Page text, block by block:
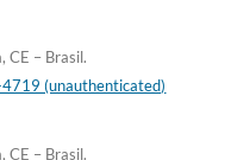
CE – Brasil.
(unauthenticated)
CE – Brasil.